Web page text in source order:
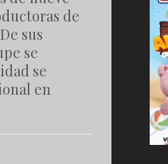
de
sus
se
se
en